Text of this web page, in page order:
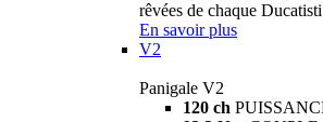
rêvées de chaque
En savoir plus
V2
Panigale V2
120 ch